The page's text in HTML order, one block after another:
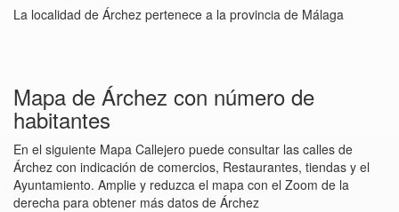
La localidad de Árchez pertenece a la provincia de Málaga
Mapa de Árchez con número de
habitantes
En el siguiente Mapa Callejero puede consultar las calles de
Árchez con indicación de comercios, Restaurantes, tiendas y el
Ayuntamiento. Amplie y reduzca el mapa con el Zoom de la
derecha para obtener más datos de Árchez